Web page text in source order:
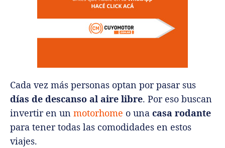
Cada vez más personas optan por pasar sus
días de descanso al aire libre. Por eso buscan
invertir en un motorhome o una casa rodante
para tener todas las comodidades en estos
viajes.